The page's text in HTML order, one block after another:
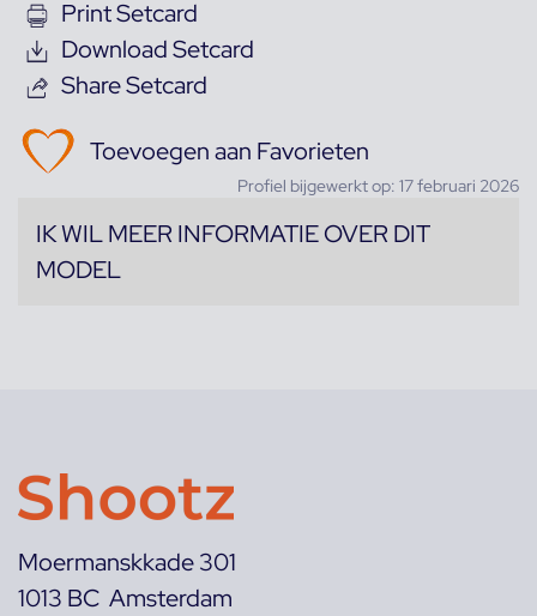
Print Setcard
Download Setcard
Share Setcard
Toevoegen aan Favorieten
Profiel bijgewerkt op: 17 februari 2026
IK WIL MEER INFORMATIE OVER DIT
MODEL
Moermanskkade 301
1013 BC Amsterdam